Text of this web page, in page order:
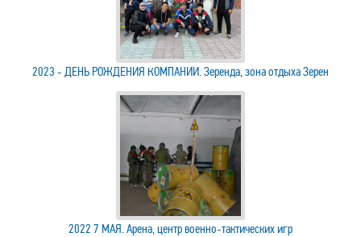
2023 - ДЕНЬ РОЖДЕНИЯ КОМПАНИИ. Зеренда, зона отдыха Зерен
2022 7 МАЯ. Арена, центр военно-тактических игр